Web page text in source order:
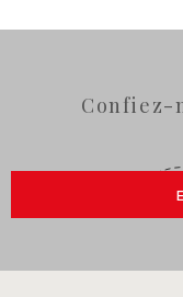
Confiez-